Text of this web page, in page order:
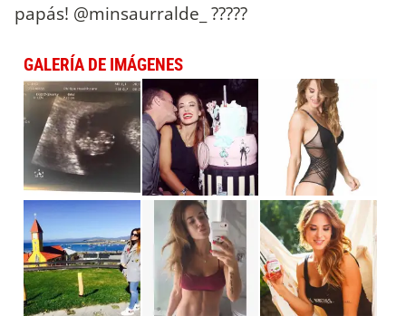
papás! @minsaurralde_ ?????
GALERÍA DE IMÁGENES